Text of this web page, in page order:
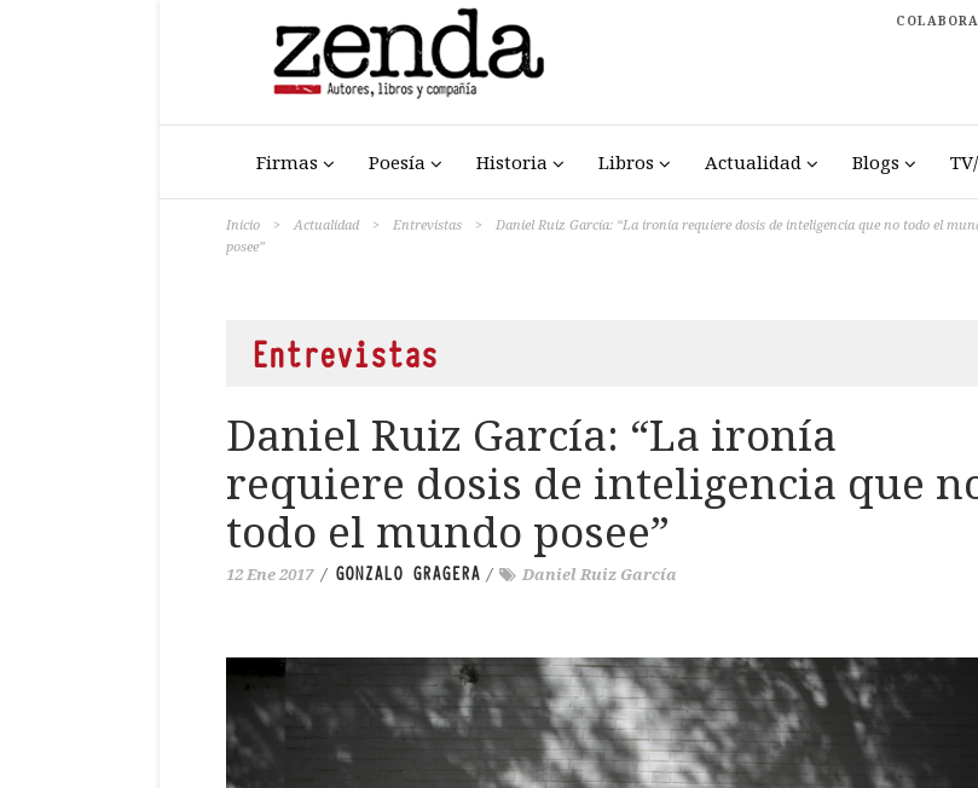
Firmas Poesía Historia Libros Actualidad Blogs
Inicio > Actualidad > Entrevistas >
Daniel Ruiz García: “La ironía requiere dosis de inteligencia que no todo el
posee”
Entrevistas
Daniel Ruiz García: “La ironía
requiere dosis de inteligencia que
todo el mundo posee”
12 Ene 2017 / GONZALO GRAGERA / Daniel Ruiz García